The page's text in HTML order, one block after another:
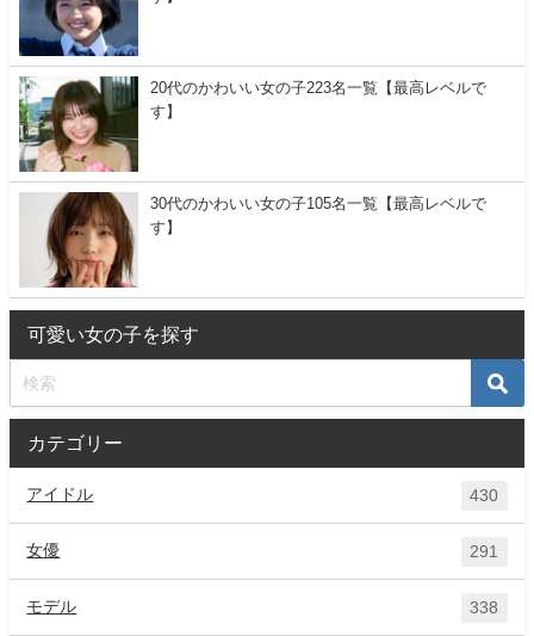
20代のかわいい女の子223名一覧【最高レベルで
す】
30代のかわいい女の子105名一覧【最高レベルで
す】
可愛い女の子を探す
カテゴリー
アイドル 430
女優 291
モデル 338